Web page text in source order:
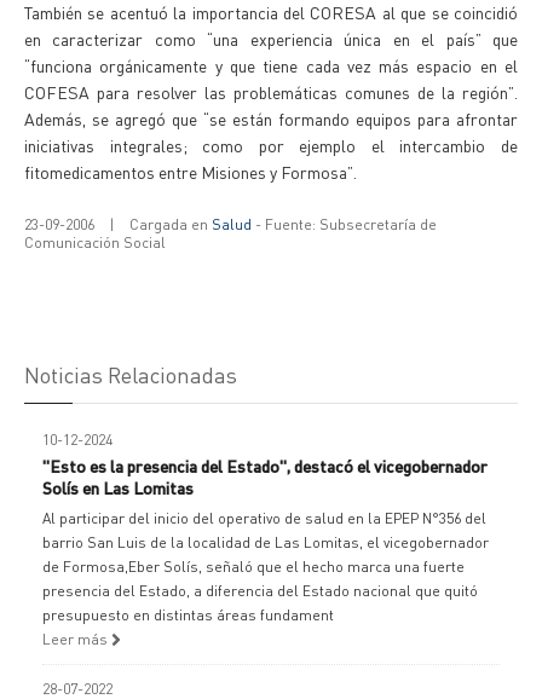
También se acentuó la importancia del CORESA al que se coincidió
en caracterizar como “una experiencia única en el país” que
“funciona orgánicamente y que tiene cada vez más espacio en el
COFESA para resolver las problemáticas comunes de la región”.
Además, se agregó que “se están formando equipos para afrontar
iniciativas integrales; como por ejemplo el intercambio de
fitomedicamentos entre Misiones y Formosa”.
23-09-2006 | Cargada en Salud - Fuente: Subsecretaría de
Comunicación Social
Noticias Relacionadas
10-12-2024
"Esto es la presencia del Estado", destacó el vicegobernador
Solís en Las Lomitas
Al participar del inicio del operativo de salud en la EPEP N°356 del
barrio San Luis de la localidad de Las Lomitas, el vicegobernador
de Formosa,Eber Solís, señaló que el hecho marca una fuerte
presencia del Estado, a diferencia del Estado nacional que quitó
presupuesto en distintas áreas fundament
Leer más
28-07-2022